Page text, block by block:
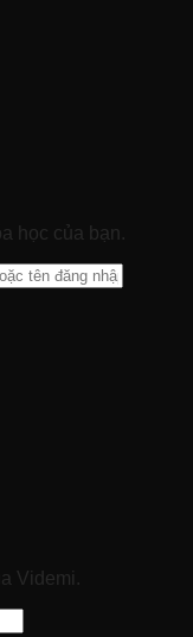
học của bạn.
Videmi.